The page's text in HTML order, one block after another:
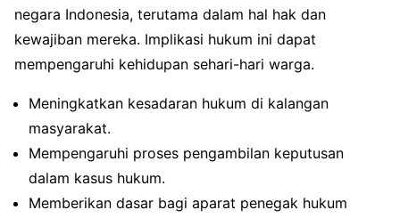
negara Indonesia, terutama dalam hal hak dan
kewajiban mereka. Implikasi hukum ini dapat
mempengaruhi kehidupan sehari-hari warga.
Meningkatkan kesadaran hukum di kalangan
masyarakat.
Mempengaruhi proses pengambilan keputusan
dalam kasus hukum.
Memberikan dasar bagi aparat penegak hukum